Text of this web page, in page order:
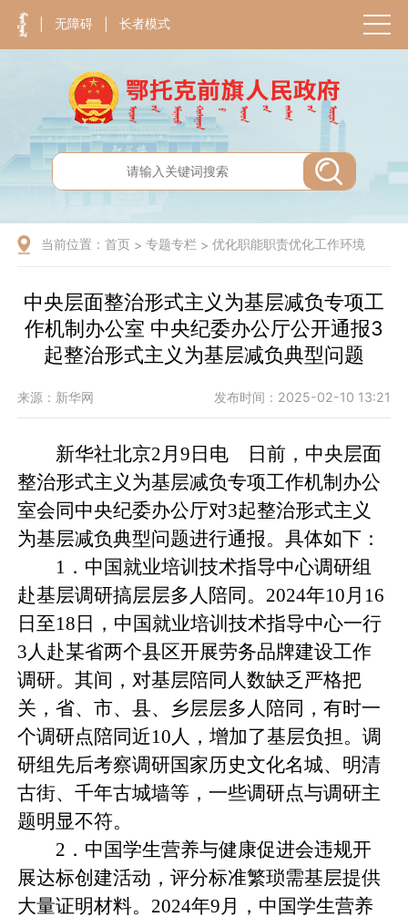
无障碍 长者模式
当前位置：首页 >专题专栏 >优化职能职责优化工作环境
中央层面整治形式主义为基层减负专项工
作机制办公室 中央纪委办公厅公开通报3
起整治形式主义为基层减负典型问题
来源：新华网 发布时间：2025-02-10 13:21
新华社北京2月9日电 日前，中央层面
整治形式主义为基层减负专项工作机制办公
室会同中央纪委办公厅对3起整治形式主义
为基层减负典型问题进行通报。具体如下：
1．中国就业培训技术指导中心调研组
赴基层调研搞层层多人陪同。2024年10月16
日至18日，中国就业培训技术指导中心一行
3人赴某省两个县区开展劳务品牌建设工作
调研。其间，对基层陪同人数缺乏严格把
关，省、市、县、乡层层多人陪同，有时一
个调研点陪同近10人，增加了基层负担。调
研组先后考察调研国家历史文化名城、明清
古街、千年古城墙等，一些调研点与调研主
题明显不符。
2．中国学生营养与健康促进会违规开
展达标创建活动，评分标准繁琐需基层提供
大量证明材料。2024年9月，中国学生营养